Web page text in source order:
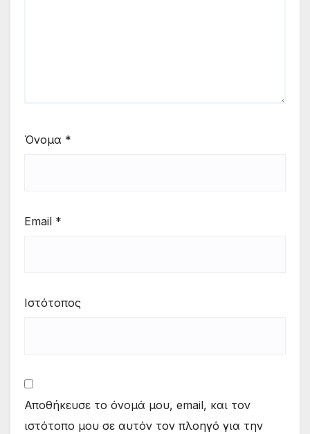
Όνομα *
Email *
Ιστότοπος
Αποθήκευσε το όνομά μου, email, και τον
ιστότοπο μου σε αυτόν τον πλοηγό για την